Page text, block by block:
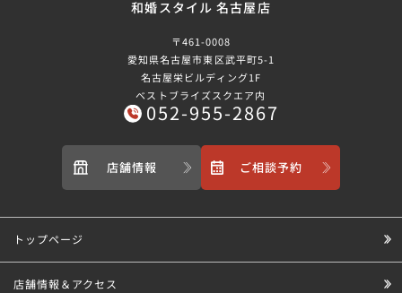
和婚スタイル 名古屋店
〒461-0008
愛知県名古屋市東区武平町5-1
名古屋栄ビルディング1F
ベストブライズスクエア内
052-955-2867
店舗情報 ご相談予約
トップページ
店舗情報＆アクセス